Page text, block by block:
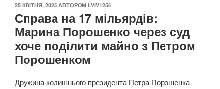
ОПУБЛІКОВАНО
25 КВІТНЯ, 2025 АВТОРОМ LVIV1256
Справа на 17 мільярдів:
Марина Порошенко через суд
хоче поділити майно з Петром
Порошенком
Дружина колишнього президента Петра Порошенка